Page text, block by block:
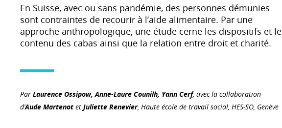
En Suisse, avec ou sans pandémie, des personnes démunies
sont contraintes de recourir à l’aide alimentaire. Par une
approche anthropologique, une étude cerne les dispositifs et le
contenu des cabas ainsi que la relation entre droit et charité.
Par Laurence Ossipow, Anne-Laure Counilh, Yann Cerf, avec la collaboration
d’Aude Martenotet Juliette Renevier, Haute école de travail social, HES-SO, Genève